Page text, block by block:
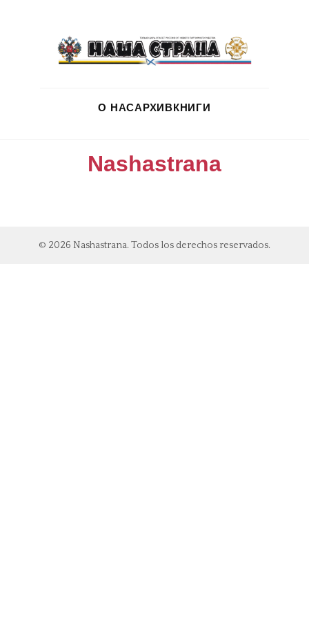
О НАСАРХИВКНИГИ
Nashastrana
© 2026 Nashastrana. Todos los derechos reservados.